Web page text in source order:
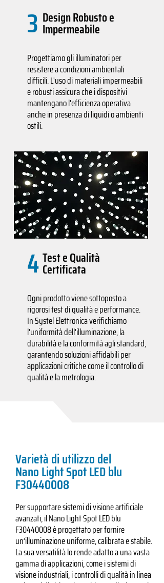
3 Design Robusto e
Impermeabile
Progettiamo gli illuminatori per
resistere a condizioni ambientali
difficili. L'uso di materiali impermeabili
e robusti assicura che i dispositivi
mantengano l'efficienza operativa
anche in presenza di liquidi o ambienti
ostili.
4Test e Qualità
Certificata
Ogni prodotto viene sottoposto a
rigorosi test di qualità e performance.
In Systel Elettronica verifichiamo
l'uniformità dell'illuminazione, la
durabilità e la conformità agli standard,
garantendo soluzioni affidabili per
applicazioni critiche come il controllo di
qualità e la metrologia.
Varietà di utilizzo del
Nano Light Spot LED blu
F30440008
Per supportare sistemi di visione artificiale
avanzati, il Nano Light Spot LED blu
F30440008 è progettato per fornire
un’illuminazione uniforme, calibrata e stabile.
La sua versatilità lo rende adatto a una vasta
gamma di applicazioni, come i sistemi di
visione industriali, i controlli di qualità in linea